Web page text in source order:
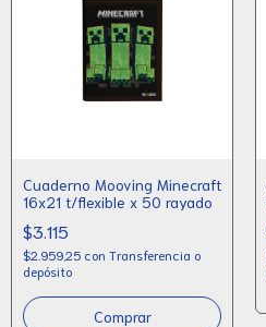
Cuaderno Mooving Minecraft
16x21 t/flexible x 50 rayado
$3.115
$2.959,25 con Transferencia o
depósito